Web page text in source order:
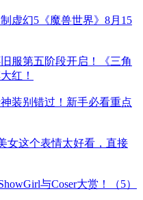
虚幻5《魔兽世界》8月15
服第五阶段开启！《三角
红！
装别错过！新手必看重点
女这个表情太好看，直接
与Coser大赏！（5）